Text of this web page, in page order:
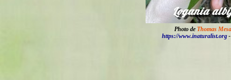
Photo de Thomas
https://www.inaturalist.org